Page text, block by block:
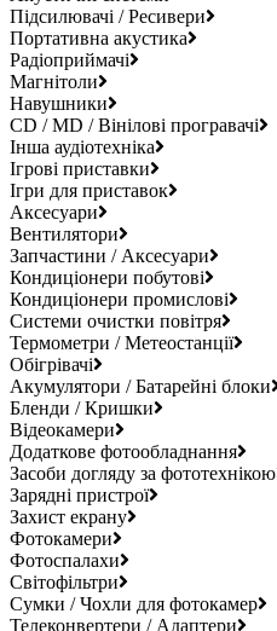
Підсилювачі / Ресивери
Портативна акустика
Радіоприймачі
Магнітоли
Навушники
CD / MD / Вінілові програвачі
Інша аудіотехніка
Ігрові приставки
Ігри для приставок
Аксесуари
Вентилятори
Запчастини / Аксесуари
Кондиціонери побутові
Кондиціонери промислові
Системи очистки повітря
Термометри / Метеостанції
Обігрівачі
Акумулятори / Батарейні блоки
Бленди / Кришки
Відеокамери
Додаткове фотообладнання
Засоби догляду за фототехнікою
Зарядні пристрої
Захист екрану
Фотокамери
Фотоспалахи
Світофільтри
Сумки / Чохли для фотокамер
Телеконвертери / Адаптери